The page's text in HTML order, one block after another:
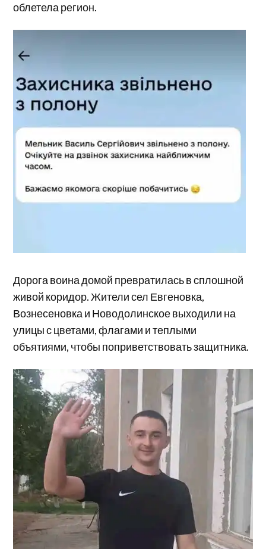
облетела регион.
Дорога воина домой превратилась в сплошной
живой коридор. Жители сел Евгеновка,
Вознесеновка и Новодолинское выходили на
улицы с цветами, флагами и теплыми
объятиями, чтобы поприветствовать защитника.